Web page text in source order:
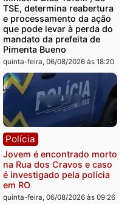
Polícia
Polícia Militar apreende
explosivos e
durante patrulhamento
fluvial no Rio Madeira em
Porto Velho
sexta-feira, 07/08/2026 às
Política
Ministro Dias Tofolli , do
TSE, determina